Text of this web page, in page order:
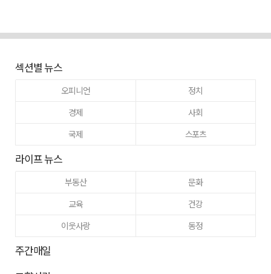
섹션별 뉴스
오피니언
정치
경제
사회
국제
스포츠
라이프 뉴스
부동산
문화
교육
건강
이웃사랑
동정
주간매일